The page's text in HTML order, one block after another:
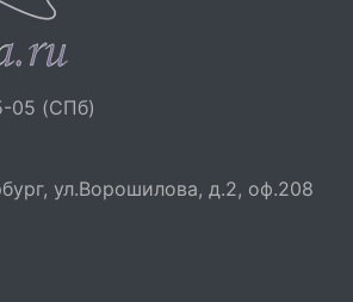
05 (СПб)
ул.Ворошилова, д.2, оф.208